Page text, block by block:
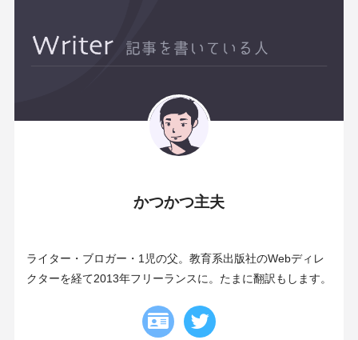
かつかつ主夫
ライター・ブロガー・1児の父。教育系出版社のWebディレ
クターを経て2013年フリーランスに。たまに翻訳もします。